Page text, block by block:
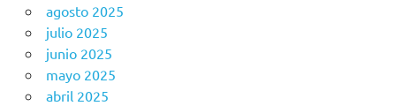
agosto 2025
julio 2025
junio 2025
mayo 2025
abril 2025